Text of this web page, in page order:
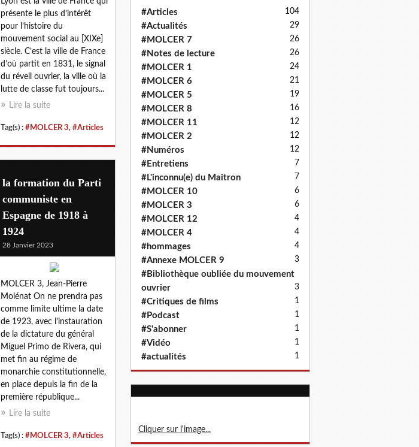
présente le plus d’intérêt
pour l’histoire du
mouvement social au [XIXe]
siècle. C’est la ville de France
d’où partit en 1831, le signal
du réveil ouvrier, la ville où la
lutte de classe fut toujours...
Lire la suite
Tag(s) : #MOLCER 3, #Articles
la formation du Parti
communiste en
Espagne de 1918 à
1924
28 Janvier 2023
MOLCER 3, Jean-Pierre
Molénat On ne prendra pas
comme limite ultime la date
de 1923, avec l'instauration
de la dictature du général
Miguel Primo de Rivera, qui
met fin au régime de
monarchie constitutionnelle,
en place depuis la fin de la
première république...
Lire la suite
Tag(s) : #MOLCER 3, #Articles
#Articles 104
#Actualités 29
#MOLCER 7 26
#Notes de lecture 26
#MOLCER 1 24
#MOLCER 6 21
#MOLCER 5 19
#MOLCER 8 16
#MOLCER 11 12
#MOLCER 2 12
#Numéros 12
#Entretiens 7
#L'inconnu(e) du Maitron 7
#MOLCER 10 6
#MOLCER 3 6
#MOLCER 12 4
#MOLCER 4 4
#hommages 4
#Annexe MOLCER 9 3
#Bibliothèque oubliée du mouvement
ouvrier
3
#Critiques de films 1
#Podcast 1
#S'abonner 1
#Vidéo 1
#actualités 1
Cliquer sur l'image...